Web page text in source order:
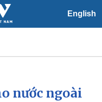
English
hội
nước ngoài